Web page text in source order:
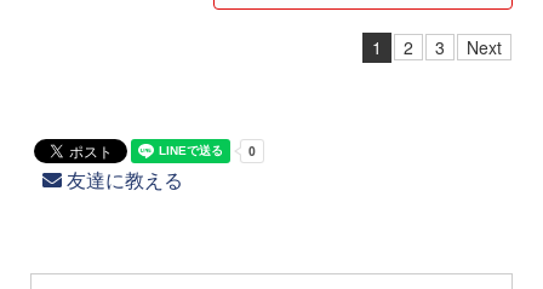
1 2 3 Next
友達に教える